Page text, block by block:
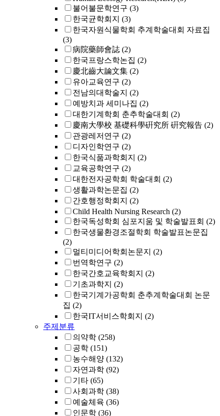
불어불문학연구 (3)
한국균학회지 (3)
한국자원식물학회 추계학술대회 자료집
(3)
病院藥師會誌 (2)
한국프랑스학논집 (2)
慶北齒大論文集 (2)
유아교육연구 (2)
전남의대학술지 (2)
예방치과 세미나집 (2)
대한기계학회 춘추학술대회 (2)
慶南大學校 基礎科學硏究所 硏究報告 (2)
관광레저연구 (2)
디자인학연구 (2)
한국식품과학회지 (2)
교육공학연구 (2)
대한전자공학회 학술대회 (2)
생활과학논문집 (2)
간호행정학회지 (2)
Child Health Nursing Research (2)
한국독성학회 심포지움 및 학술발표회 (2)
한국생물환경조절학회 학술발표논문집
(2)
멀티미디어학회논문지 (2)
번역학연구 (2)
한국간호교육학회지 (2)
기초과학지 (2)
한국기계가공학회 춘추계학술대회 논문
집 (2)
한국IT서비스학회지 (2)
주제분류
의약학 (258)
공학 (151)
농수해양 (132)
자연과학 (92)
기타 (65)
사회과학 (38)
예술체육 (36)
인문학 (36)